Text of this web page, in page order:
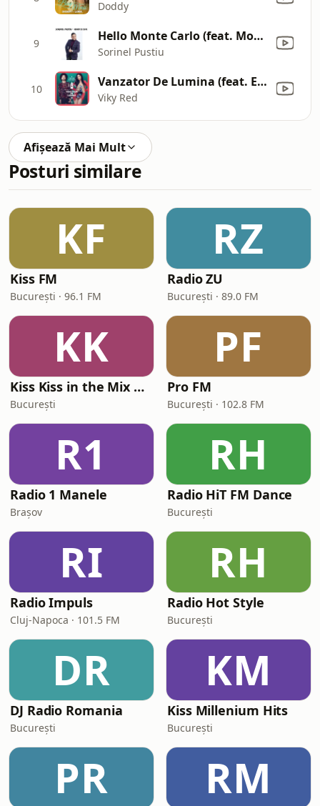
Doddy
9 Hello Monte Carlo (feat. Morgana & Susanu)
Sorinel Pustiu
10 Vanzator De Lumina (feat. Ellie White)
Viky Red
Afișează Mai Mult
Posturi similare
KF
Kiss FM
București · 96.1 FM
RZ
Radio ZU
București · 89.0 FM
KK
Kiss Kiss in the Mix Radio
București
PF
Pro FM
București · 102.8 FM
R1
Radio 1 Manele
Brașov
RH
Radio HiT FM Dance
București
RI
Radio Impuls
Cluj-Napoca · 101.5 FM
RH
Radio Hot Style
București
DR
DJ Radio Romania
București
KM
Kiss Millenium Hits
București
PR RM